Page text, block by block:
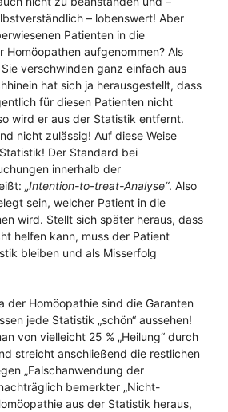
– lobenswert! Aber
Patienten in die
Homöopathen aufgenommen? Als
verschwinden ganz einfach aus
hat sich ja herausgestellt, dass
für diesen Patienten nicht
wird er aus der Statistik entfernt.
nicht zulässig! Auf diese Weise
Der Standard bei
innerhalb der
„Intention-to-treat-Analyse“. Also
sein, welcher Patient in die
wird. Stellt sich später heraus, dass
helfen kann, muss der Patient
bleiben und als Misserfolg
der Homöopathie sind die Garanten
jede Statistik „schön“ aussehen!
von vielleicht 25 % „Heilung“ durch
streicht anschließend die restlichen
„Falschanwendung der
bemerkter „Nicht-
aus der Statistik heraus,